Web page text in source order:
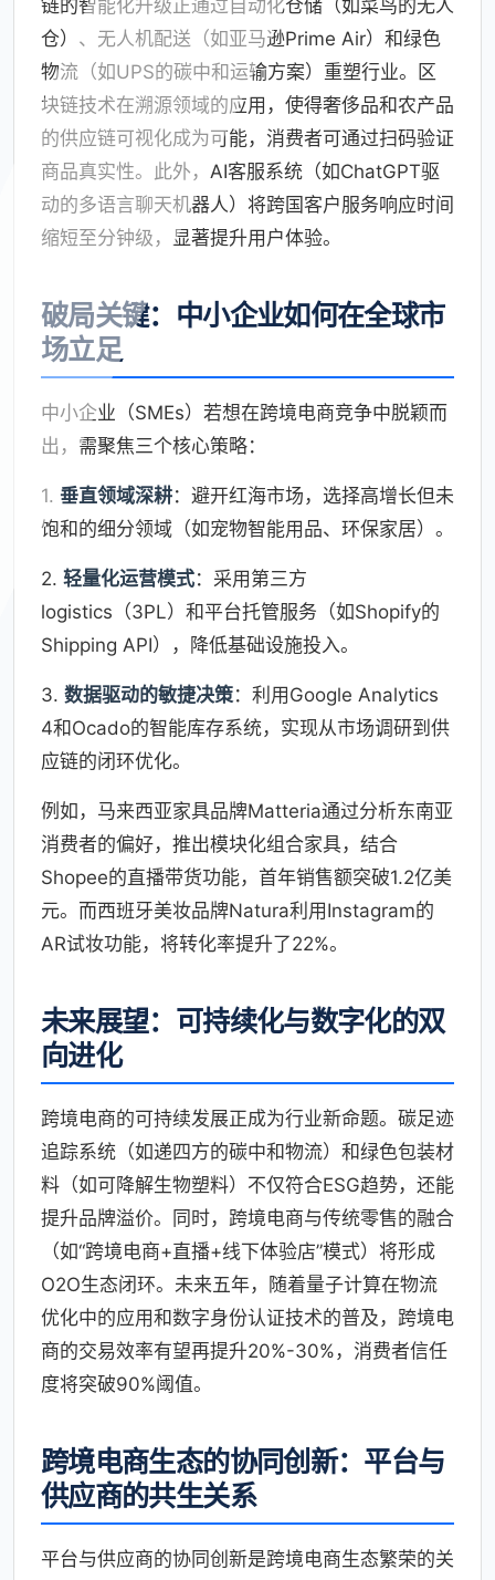
链的智能化升级正通过自动化仓储（如菜鸟的无人
仓）、无人机配送（如亚马逊Prime Air）和绿色
物流（如UPS的碳中和运输方案）重塑行业。区
块链技术在溯源领域的应用，使得奢侈品和农产品
的供应链可视化成为可能，消费者可通过扫码验证
商品真实性。此外，AI客服系统（如ChatGPT驱
动的多语言聊天机器人）将跨国客户服务响应时间
缩短至分钟级，显著提升用户体验。
破局关键：中小企业如何在全球市
场立足
中小企业（SMEs）若想在跨境电商竞争中脱颖而
出，需聚焦三个核心策略：
1. 垂直领域深耕：避开红海市场，选择高增长但未
饱和的细分领域（如宠物智能用品、环保家居）。
2. 轻量化运营模式：采用第三方
logistics（3PL）和平台托管服务（如Shopify的
Shipping API），降低基础设施投入。
3. 数据驱动的敏捷决策：利用Google Analytics
4和Ocado的智能库存系统，实现从市场调研到供
应链的闭环优化。
例如，马来西亚家具品牌Matteria通过分析东南亚
消费者的偏好，推出模块化组合家具，结合
Shopee的直播带货功能，首年销售额突破1.2亿美
元。而西班牙美妆品牌Natura利用Instagram的
AR试妆功能，将转化率提升了22%。
未来展望：可持续化与数字化的双
向进化
跨境电商的可持续发展正成为行业新命题。碳足迹
追踪系统（如递四方的碳中和物流）和绿色包装材
料（如可降解生物塑料）不仅符合ESG趋势，还能
提升品牌溢价。同时，跨境电商与传统零售的融合
（如“跨境电商+直播+线下体验店”模式）将形成
O2O生态闭环。未来五年，随着量子计算在物流
优化中的应用和数字身份认证技术的普及，跨境电
商的交易效率有望再提升20%-30%，消费者信任
度将突破90%阈值。
跨境电商生态的协同创新：平台与
供应商的共生关系
平台与供应商的协同创新是跨境电商生态繁荣的关